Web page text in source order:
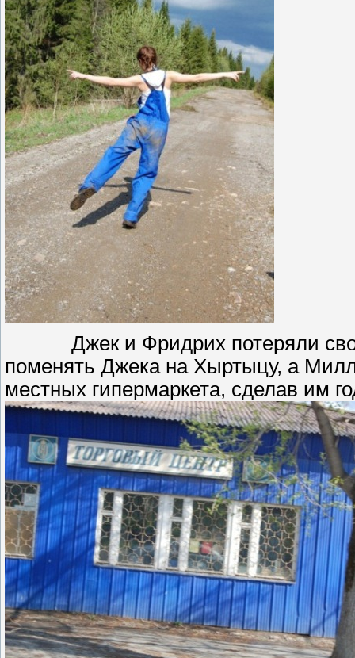
Джек и Фридрих потеряли
поменять Джека на Хыртыцу, а
местных гипермаркета, сделав им